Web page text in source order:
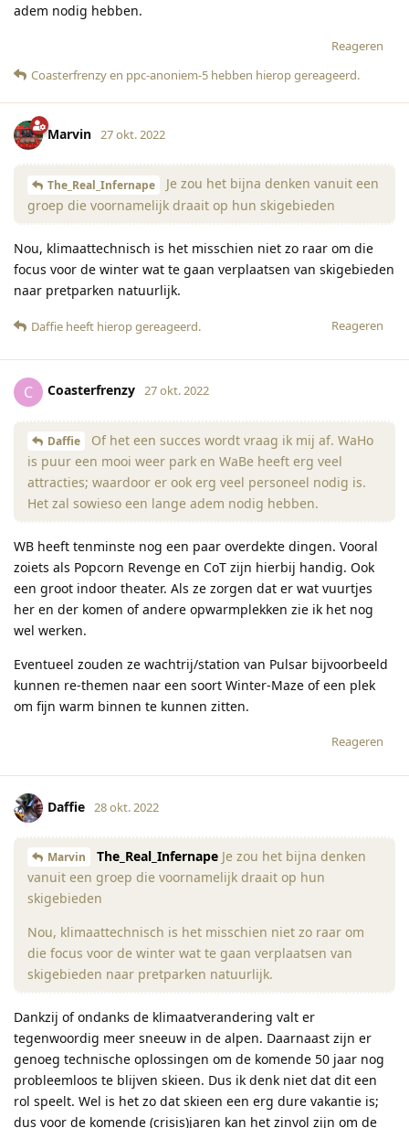
adem nodig hebben.
Reageren
Coasterfrenzyen ppc-anoniem-5 hebben hierop gereageerd.
Marvin 27 okt. 2022
The_Real_Infernape
Je zou het bijna denken vanuit een
groep die voornamelijk draait op hun skigebieden
Nou, klimaattechnisch is het misschien niet zo raar om die
focus voor de winter wat te gaan verplaatsen van skigebieden
naar pretparken natuurlijk.
Reageren
Daffie heeft hierop gereageerd.
C Coasterfrenzy 27 okt. 2022
Daffie
Of het een succes wordt vraag ik mij af. WaHo
is puur een mooi weer park en WaBe heeft erg veel
attracties; waardoor er ook erg veel personeel nodig is.
Het zal sowieso een lange adem nodig hebben.
WB heeft tenminste nog een paar overdekte dingen. Vooral
zoiets als Popcorn Revenge en CoT zijn hierbij handig. Ook
een groot indoor theater. Als ze zorgen dat er wat vuurtjes
her en der komen of andere opwarmplekken zie ik het nog
wel werken.
Eventueel zouden ze wachtrij/station van Pulsar bijvoorbeeld
kunnen re-themen naar een soort Winter-Maze of een plek
om fijn warm binnen te kunnen zitten.
Reageren
Daffie 28 okt. 2022
Marvin The_Real_Infernape Je zou het bijna denken
vanuit een groep die voornamelijk draait op hun
skigebieden
Nou, klimaattechnisch is het misschien niet zo raar om
die focus voor de winter wat te gaan verplaatsen van
skigebieden naar pretparken natuurlijk.
Dankzij of ondanks de klimaatverandering valt er
tegenwoordig meer sneeuw in de alpen. Daarnaast zijn er
genoeg technische oplossingen om de komende 50 jaar nog
probleemloos te blijven skieen. Dus ik denk niet dat dit een
rol speelt. Wel is het zo dat skieen een erg dure vakantie is;
dus voor de komende (crisis)jaren kan het zinvol zijn om de